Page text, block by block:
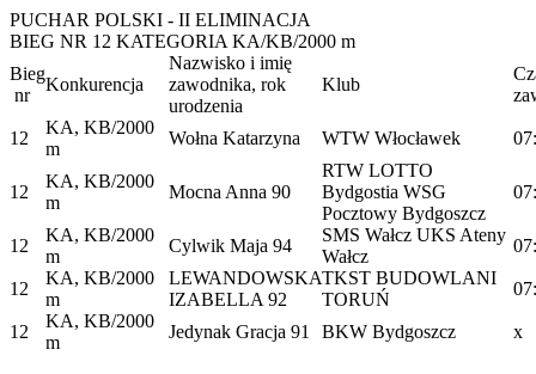
PUCHAR POLSKI - II ELIMINACJA
BIEG NR 12 KATEGORIA KA/KB/2000 m
Bieg
nr
Konkurencja
Nazwisko i imię
zawodnika, rok
urodzenia
Klub
12
KA, KB/2000
m
Wołna Katarzyna WTW Włocławek
12
KA, KB/2000
m
Mocna Anna 90
RTW LOTTO
Bydgostia WSG
Pocztowy Bydgoszcz
12
KA, KB/2000
m
Cylwik Maja 94
SMS Wałcz UKS Ateny
Wałcz
12
KA, KB/2000
m
LEWANDOWSKA
IZABELLA 92
TKST BUDOWLANI
TORUŃ
12
KA, KB/2000
m
Jedynak Gracja 91 BKW Bydgoszcz x